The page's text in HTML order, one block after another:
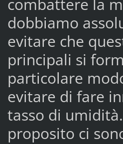
combattere la
dobbiamo
evitare che
principali si
particolare
evitare di fare
tasso di
proposito ci